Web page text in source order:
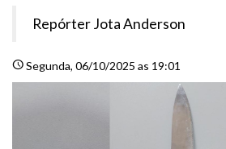
Repórter Jota Anderson
scheduleSegunda, 06/10/2025 as 19:01